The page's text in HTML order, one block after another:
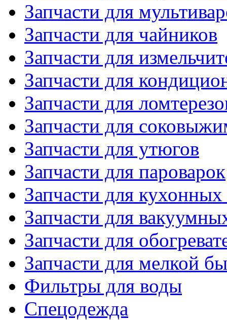
Запчасти для
Запчасти для чайников
Запчасти для
Запчасти для
Запчасти для
Запчасти для
Запчасти для утюгов
Запчасти для пароварок
Запчасти для
Запчасти для
Запчасти для
Запчасти для мелкой
Фильтры для воды
Спецодежда